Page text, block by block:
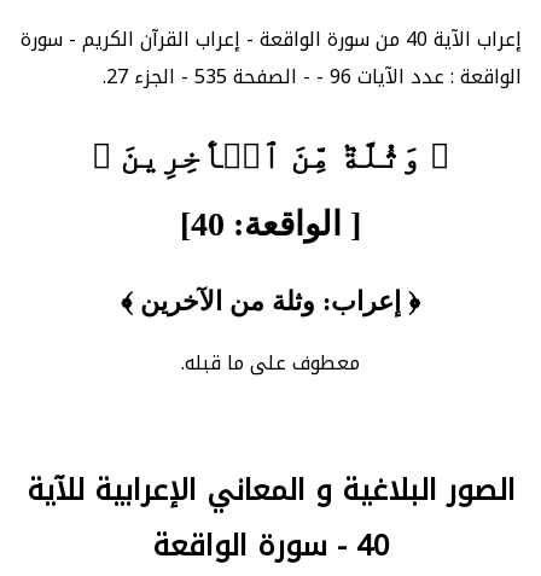
إعراب الآية 40 من سورة الواقعة - إعراب القرآن الكريم - سورة
الواقعة : عدد الآيات 96 - - الصفحة 535 - الجزء 27.
﴿ وَثُلَّةٞ مِّنَ ٱلۡأٓخِرِينَ ﴾
[ الواقعة: 40]
﴿ إعراب: وثلة من الآخرين ﴾
معطوف على ما قبله.
الصور البلاغية و المعاني الإعرابية للآية
40 - سورة الواقعة